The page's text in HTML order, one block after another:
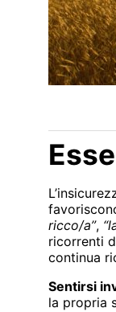
ricco/a”,
ricorrenti
continua
Sentirsi
la propria